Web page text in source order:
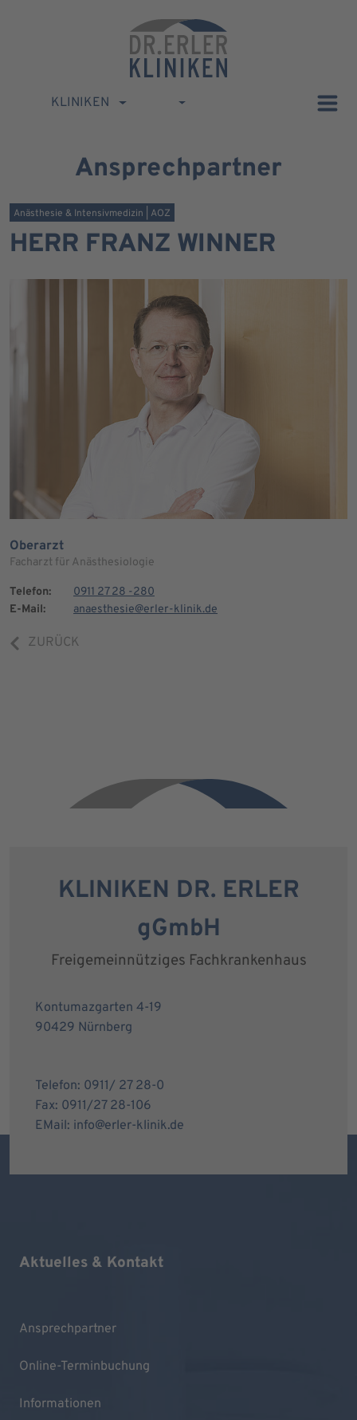
KLINIKEN
Ansprechpartner
Anästhesie & Intensivmedizin | AOZ
HERR FRANZ WINNER
Oberarzt
Facharzt für Anästhesiologie
Telefon:
0911 27 28 -280
E-Mail:
anaesthesie@erler-klinik.de
ZURÜCK
KLINIKEN DR. ERLER
gGmbH
Freigemeinnütziges Fachkrankenhaus
Kontumazgarten 4-19
90429 Nürnberg
Telefon: 0911/ 27 28-0
Fax: 0911/27 28-106
EMail: info@erler-klinik.de
Aktuelles & Kontakt
Ansprechpartner
Online-Terminbuchung
Informationen